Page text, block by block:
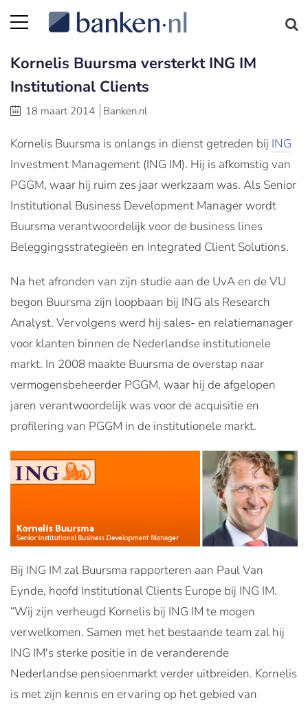
Kornelis Buursma versterkt ING IM
Institutional Clients
18 maart 2014 Banken.nl
Kornelis Buursma is onlangs in dienst getreden bij ING
Investment Management (ING IM). Hij is afkomstig van
PGGM, waar hij ruim zes jaar werkzaam was. Als Senior
Institutional Business Development Manager wordt
Buursma verantwoordelijk voor de business lines
Beleggingsstrategieën en Integrated Client Solutions.
Na het afronden van zijn studie aan de UvA en de VU
begon Buursma zijn loopbaan bij ING als Research
Analyst. Vervolgens werd hij sales- en relatiemanager
voor klanten binnen de Nederlandse institutionele
markt. In 2008 maakte Buursma de overstap naar
vermogensbeheerder PGGM, waar hij de afgelopen
jaren verantwoordelijk was voor de acquisitie en
profilering van PGGM in de institutionele markt.
Bij ING IM zal Buursma rapporteren aan Paul Van
Eynde, hoofd Institutional Clients Europe bij ING IM.
“Wij zijn verheugd Kornelis bij ING IM te mogen
verwelkomen. Samen met het bestaande team zal hij
ING IM's sterke positie in de veranderende
Nederlandse pensioenmarkt verder uitbreiden. Kornelis
is met zijn kennis en ervaring op het gebied van